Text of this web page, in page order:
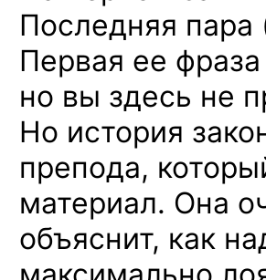
Последняя пара
Первая ее
но вы здесь не
Но история
препода,
материал. Она
объяснит, как